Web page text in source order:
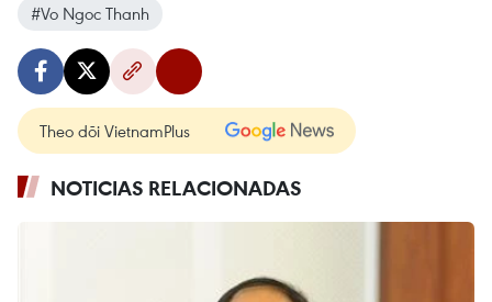
#Vo Ngoc Thanh
Theo dõi VietnamPlus
NOTICIAS RELACIONADAS